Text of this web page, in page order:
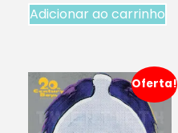
Adicionar ao carrinho
Oferta!